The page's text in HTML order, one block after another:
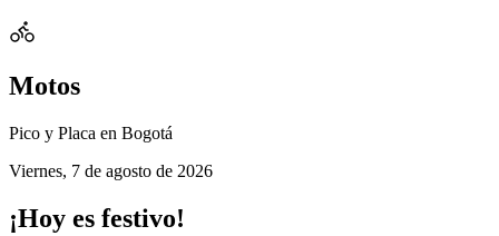
Motos
Pico y Placa en Bogotá
Viernes, 7 de agosto de 2026
¡Hoy es festivo!